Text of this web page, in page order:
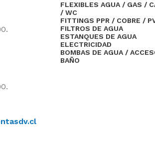
FLEXIBLES AGUA / GAS /
/ WC
FITTINGS PPR / COBRE /
FILTROS DE AGUA
ESTANQUES DE AGUA
ELECTRICIDAD
BOMBAS DE AGUA /
BAÑO